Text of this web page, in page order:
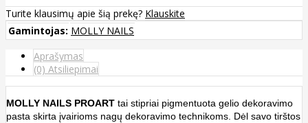
Turite klausimų apie šią prekę? Klauskite
Gamintojas: MOLLY NAILS
Aprašymas
(0) Atsiliepimai
MOLLY NAILS PROART tai stipriai pigmentuota gelio dekoravimo
pasta skirta įvairioms nagų dekoravimo technikoms. Dėl savo tirštos